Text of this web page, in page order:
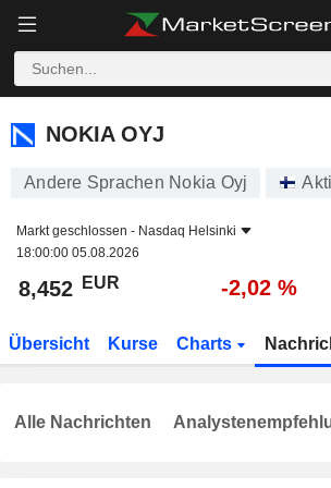
NOKIA OYJ
NOKIA OYJ
Andere Sprachen Nokia Oyj
Markt geschlossen - Nasdaq Helsinki
18:00:00 05.08.2026
8,452 EUR -2,02 %
Übersicht Kurse Charts
Alle Nachrichten